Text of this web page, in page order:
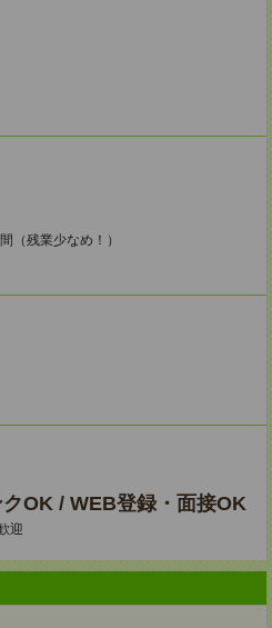
（残業少なめ！）
OK / WEB登録・面接OK
迎